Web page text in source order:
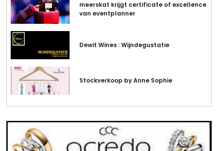
meerskat krijgt certificate of excellence
van eventplanner
Dewit Wines : Wijndegustatie
Stockverkoop by Anne Sophie